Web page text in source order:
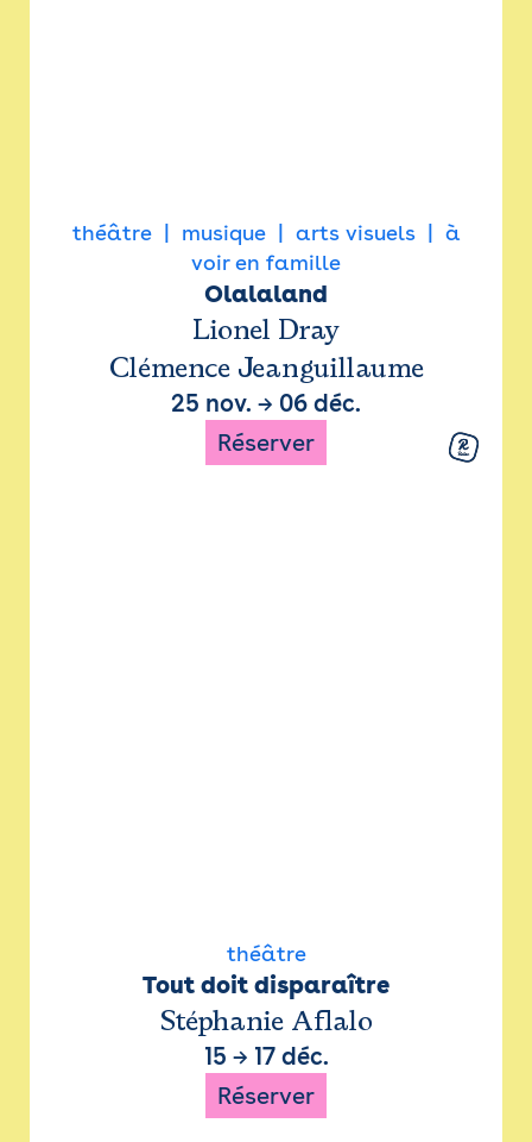
théâtre musique arts visuels
à
voir en famille
Olalaland
Lionel Dray
Clémence Jeanguillaume
25 nov. → 06 déc.
Réserver
théâtre
Tout doit disparaître
Stéphanie Aflalo
15 → 17 déc.
Réserver